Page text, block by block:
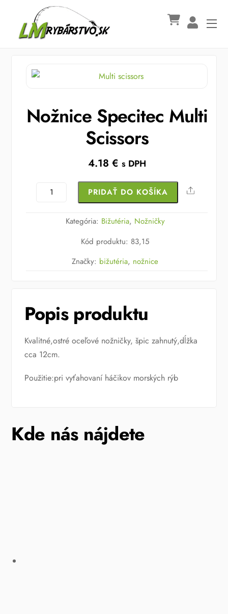
content
Nožnice Specitec Multi
Scissors
4.18 € s DPH
množstvo
PRIDAŤ DO KOŠÍKA Share
Kategória: Bižutéria, Nožničky
Kód produktu: 83,15
Značky: bižutéria, nožnice
Popis produktu
Kvalitné,ostré oceľové nožničky, špic zahnutý,dĺžka
cca 12cm.
Použitie:pri vyťahovaní háčikov morských rýb
Kde nás nájdete